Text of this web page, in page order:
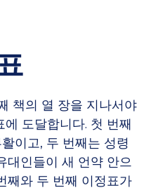
책의 열 장을 지나서야
도달합니다. 첫 번째
이고, 두 번째는 성령
대인들이 새 언약 안으
째와 두 번째 이정표가